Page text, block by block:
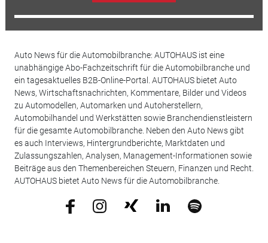
Auto News für die Automobilbranche: AUTOHAUS ist eine
unabhängige Abo-Fachzeitschrift für die Automobilbranche und
ein tagesaktuelles B2B-Online-Portal. AUTOHAUS bietet Auto
News, Wirtschaftsnachrichten, Kommentare, Bilder und Videos
zu Automodellen, Automarken und Autoherstellern,
Automobilhandel und Werkstätten sowie Branchendienstleistern
für die gesamte Automobilbranche. Neben den Auto News gibt
es auch Interviews, Hintergrundberichte, Marktdaten und
Zulassungszahlen, Analysen, Management-Informationen sowie
Beiträge aus den Themenbereichen Steuern, Finanzen und Recht.
AUTOHAUS bietet Auto News für die Automobilbranche.